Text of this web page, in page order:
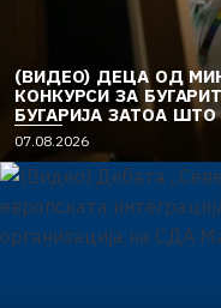
(ВИДЕО) ДЕЦА ОД
КОНКУРСИ ЗА
БУГАРИЈА ЗАТОА
07.08.2026